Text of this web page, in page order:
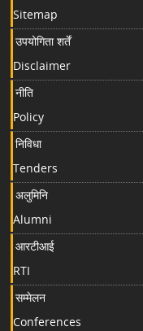
Sitemap
उपयोगिता शर्तें
Disclaimer
नीति
Policy
निविधा
Tenders
अलुमिनि
Alumni
आरटीआई
RTI
सम्मेलन
Conferences